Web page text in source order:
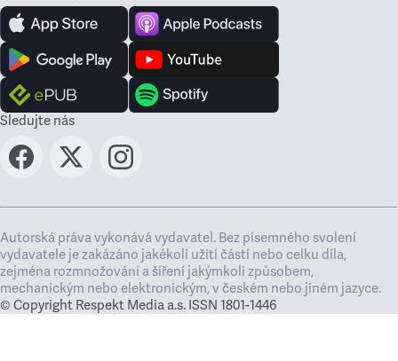
Sledujte nás
Autorská práva vykonává vydavatel. Bez písemného svolení
vydavatele je zakázáno jakékoli užití částí nebo celku díla,
zejména rozmnožování a šíření jakýmkoli způsobem,
mechanickým nebo elektronickým, v českém nebo jiném jazyce.
© Copyright Respekt Media a.s. ISSN 1801-1446